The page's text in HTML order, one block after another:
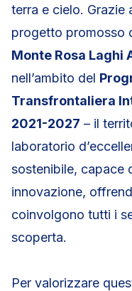
terra e cielo. Grazie
progetto promosso
Monte Rosa Laghi
nell’ambito del
Transfrontaliera
2021-2027 – il
laboratorio
sostenibile, capace
innovazione,
coinvolgono tutti i
scoperta.
Per valorizzare